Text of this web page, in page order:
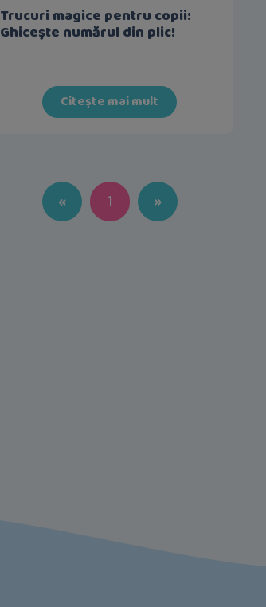
Trucuri magice pentru copii:
Ghiceşte numărul din plic!
Citește mai mult
«Previous
1 »Next